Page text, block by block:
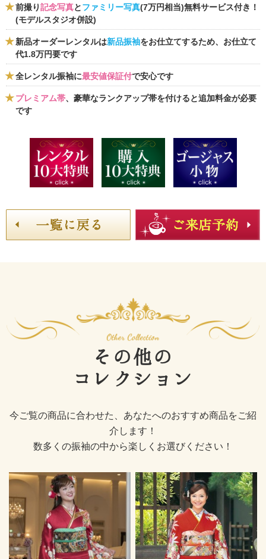
前撮り記念写真とファミリー写真(7万円相当)無料サービス付き！
(モデルスタジオ併設)
新品オーダーレンタルは新品振袖をお仕立てするため、お仕立て
代1.8万円要です
全レンタル振袖に最安値保証付で安心です
プレミアム帯、豪華なランクアップ帯を付けると追加料金が必要
です
その他の
コレクション
今ご覧の商品に合わせた、あなたへのおすすめ商品をご紹
介します！
数多くの振袖の中から楽しくお選びください！